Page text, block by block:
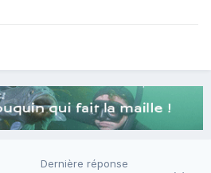
Dernière réponse